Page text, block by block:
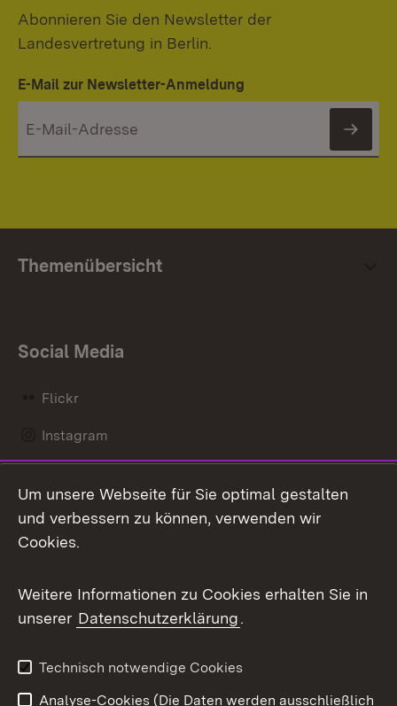
Abonnieren Sie den Newsletter der
Landesvertretung in Berlin.
E-Mail zur Newsletter-Anmeldung
Themenübersicht
Social Media
Flickr
Instagram
Mastodon
Messenger
Social Wall
X / Twitter
Youtube
Um unsere Webseite für Sie optimal gestalten
und verbessern zu können, verwenden wir
Cookies.
Weitere Informationen zu Cookies erhalten Sie in
unserer Datenschutzerklärung.
Technisch notwendige Cookies
Analyse-Cookies (Die Daten werden ausschließlich